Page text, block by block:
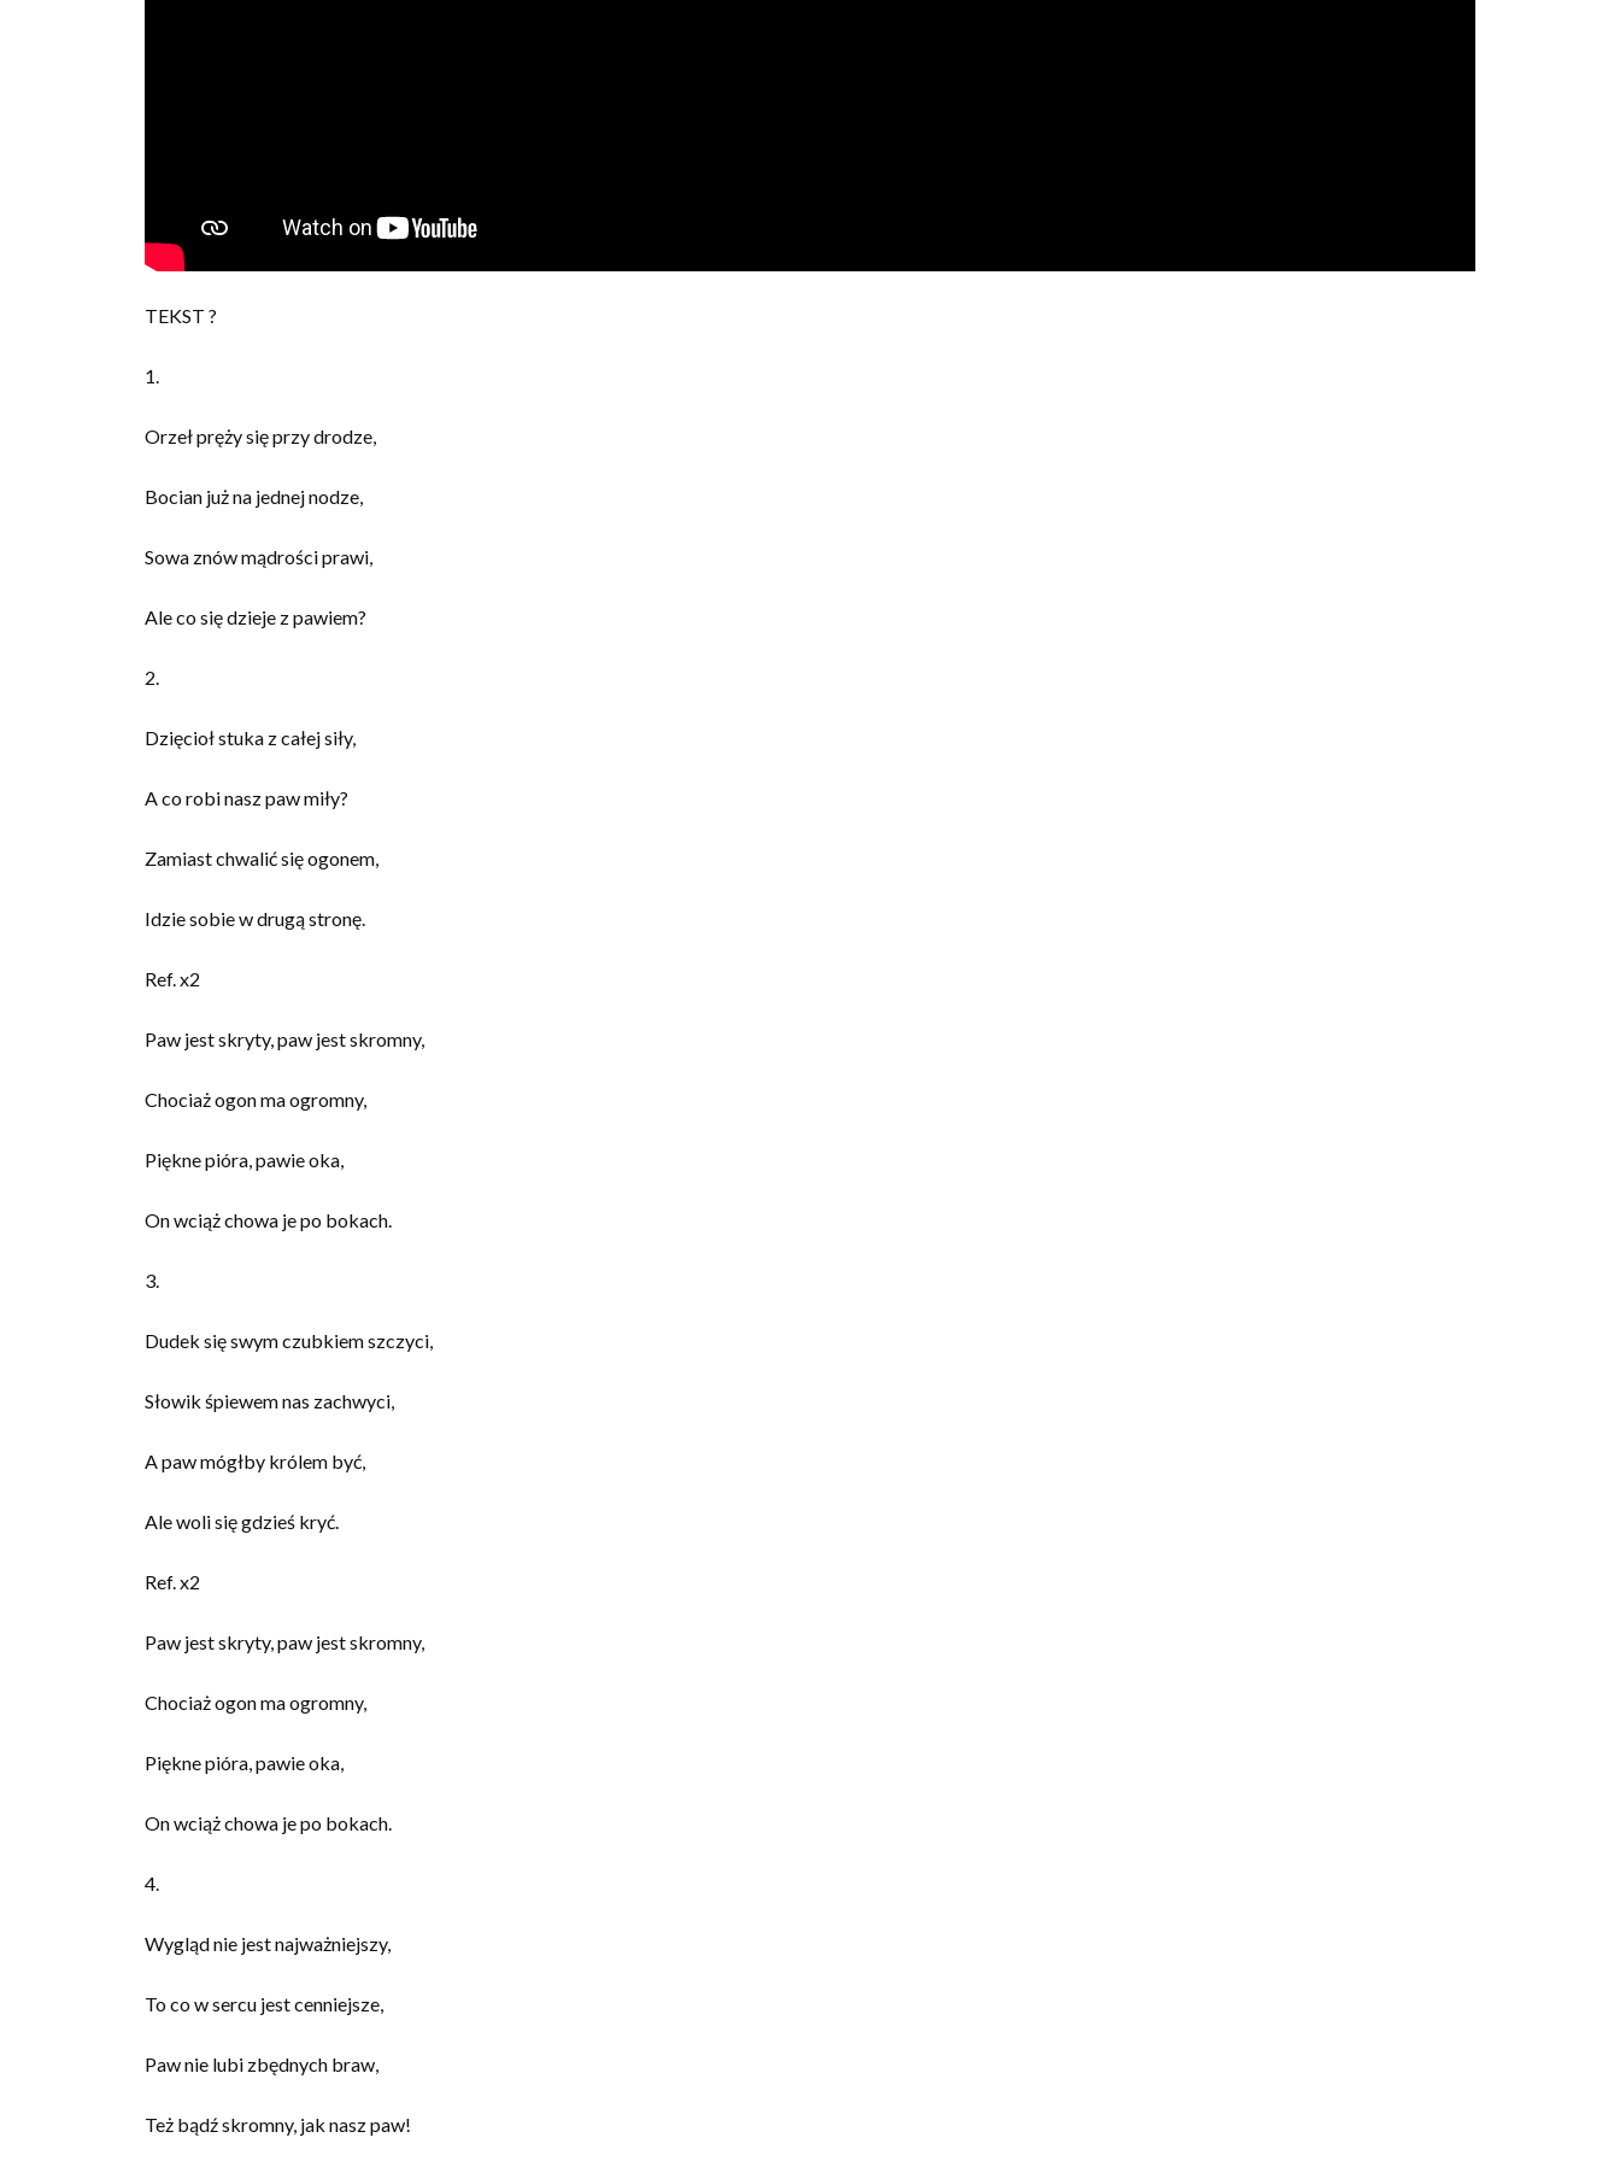
TEKST ?
1.
Orzeł pręży się przy drodze,
Bocian już na jednej nodze,
Sowa znów mądrości prawi,
Ale co się dzieje z pawiem?
2.
Dzięcioł stuka z całej siły,
A co robi nasz paw miły?
Zamiast chwalić się ogonem,
Idzie sobie w drugą stronę.
Ref. x2
Paw jest skryty, paw jest skromny,
Chociaż ogon ma ogromny,
Piękne pióra, pawie oka,
On wciąż chowa je po bokach.
3.
Dudek się swym czubkiem szczyci,
Słowik śpiewem nas zachwyci,
A paw mógłby królem być,
Ale woli się gdzieś kryć.
Ref. x2
Paw jest skryty, paw jest skromny,
Chociaż ogon ma ogromny,
Piękne pióra, pawie oka,
On wciąż chowa je po bokach.
4.
Wygląd nie jest najważniejszy,
To co w sercu jest cenniejsze,
Paw nie lubi zbędnych braw,
Też bądź skromny, jak nasz paw!